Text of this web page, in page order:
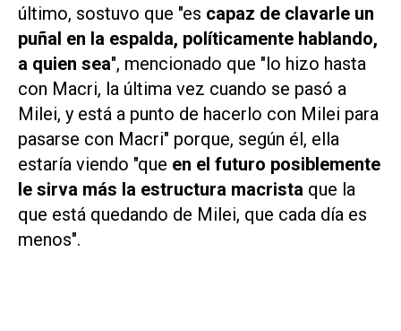
último, sostuvo que "es capaz de clavarle un
puñal en la espalda, políticamente hablando,
a quien sea", mencionado que "lo hizo hasta
con Macri, la última vez cuando se pasó a
Milei, y está a punto de hacerlo con Milei para
pasarse con Macri" porque, según él, ella
estaría viendo "que en el futuro posiblemente
le sirva más la estructura macrista que la
que está quedando de Milei, que cada día es
menos".